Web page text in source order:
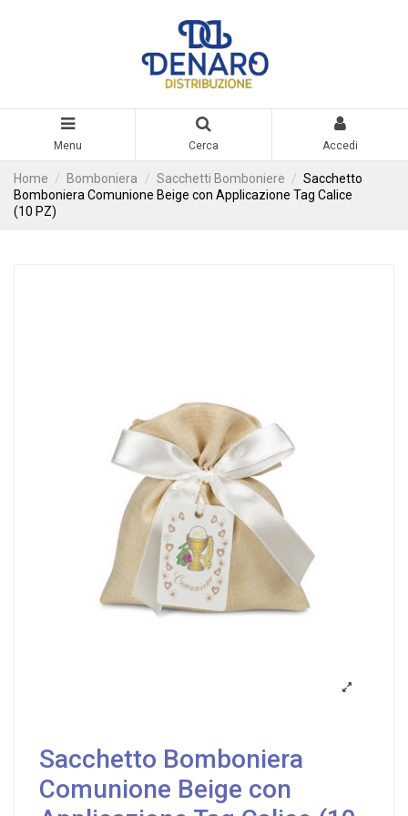
Menu Cerca Accedi
Home Bomboniera Sacchetti Bomboniere
Sacchetto
Bomboniera Comunione Beige con Applicazione Tag Calice
(10 PZ)
Sacchetto Bomboniera
Comunione Beige con